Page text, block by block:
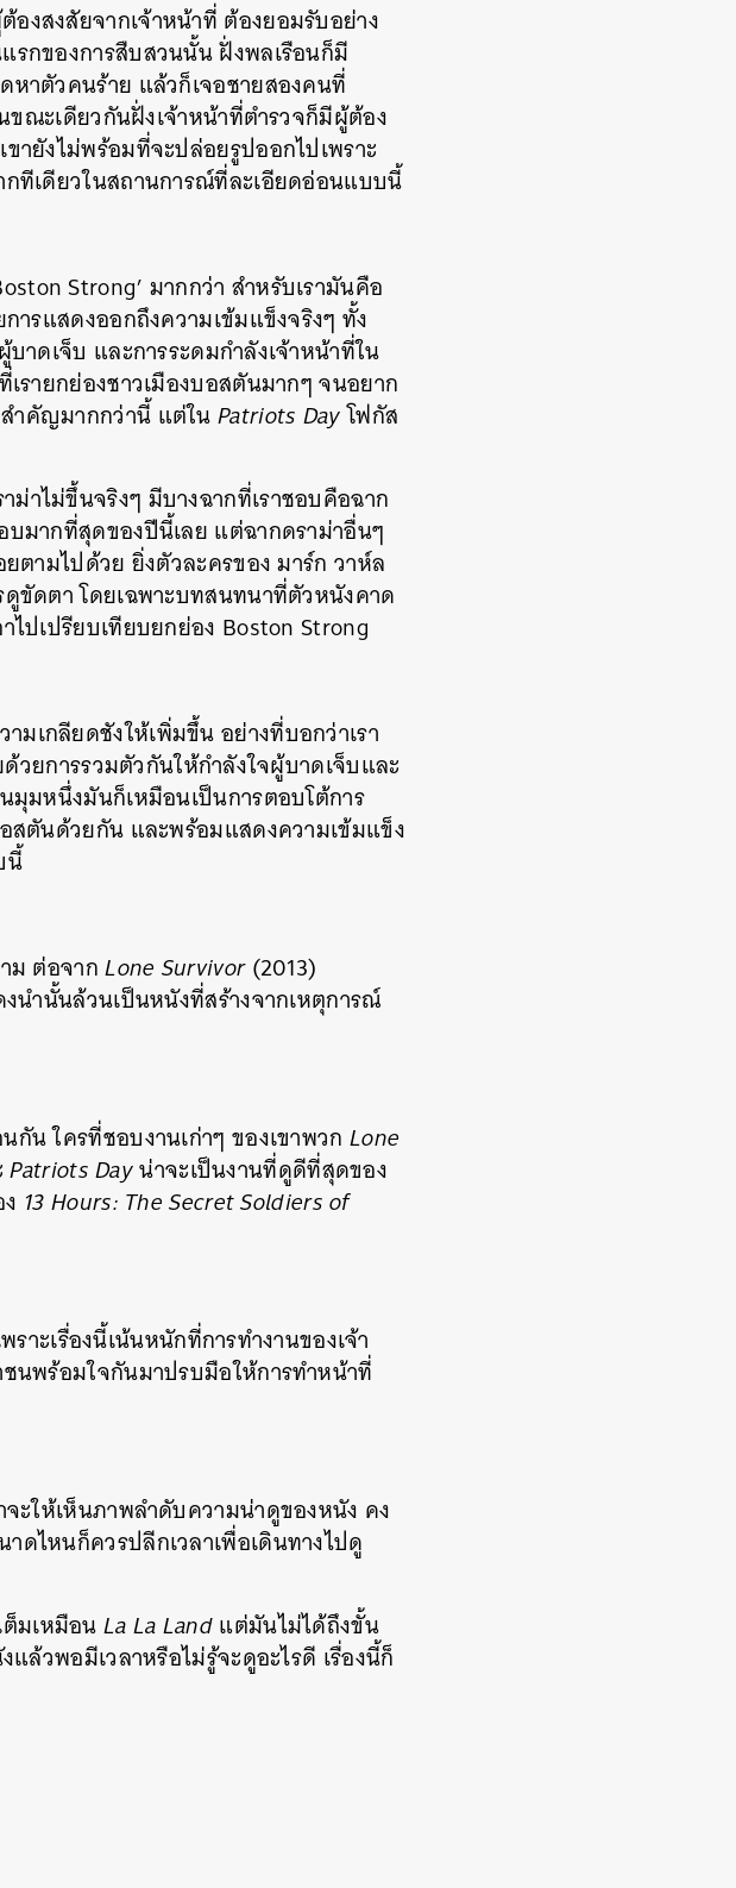
องสงสัยจากเจ้าหน้าที่ ต้องยอมรับอย่าง
รกของการสืบสวนนั้น ฝั่งพลเรือนก็มี
หาตัวคนร้าย แล้วก็เจอชายสองคนที่
ขณะเดียวกันฝั่งเจ้าหน้าที่ตำรวจก็มีผู้ต้อง
ยังไม่พร้อมที่จะปล่อยรูปออกไปเพราะ
ทีเดียวในสถานการณ์ที่ละเอียดอ่อนแบบนี้
Strong’ มากกว่า สำหรับเรามันคือ
ารแสดงออกถึงความเข้มแข็งจริงๆ ทั้ง
าดเจ็บ และการระดมกำลังเจ้าหน้าที่ใน
รายกย่องชาวเมืองบอสตันมากๆ จนอยาก
สำคัญมากกว่านี้ แต่ในPatriots Dayโฟกัส
าไม่ขึ้นจริงๆ มีบางฉากที่เราชอบคือฉาก
บมากที่สุดของปีนี้เลย แต่ฉากดราม่าอื่นๆ
ตามไปด้วย ยิ่งตัวละครของ มาร์ก วาห์ล
ขัดตา โดยเฉพาะบทสนทนาที่ตัวหนังคาด
ปเปรียบเทียบยกย่อง Boston Strong
มเกลียดชังให้เพิ่มขึ้น อย่างที่บอกว่าเรา
วยการรวมตัวกันให้กำลังใจผู้บาดเจ็บและ
มุมหนึ่งมันก็เหมือนเป็นการตอบโต้การ
สตันด้วยกัน และพร้อมแสดงความเข้มแข็ง
นี้
าม ต่อจากLone Survivor(2013)
งนำนั้นล้วนเป็นหนังที่สร้างจากเหตุการณ์
กัน ใครที่ชอบงานเก่าๆ ของเขาพวก Lone
Patriots Dayน่าจะเป็นงานที่ดูดีที่สุดของ
13 Hours: The Secret Soldiers of
ะเรื่องนี้เน้นหนักที่การทำงานของเจ้า
นพร้อมใจกันมาปรบมือให้การทำหน้าที่
ะให้เห็นภาพลำดับความน่าดูของหนัง คง
ดไหนก็ควรปลีกเวลาเพื่อเดินทางไปดู
มเหมือนLa La Landแต่มันไม่ได้ถึงขั้น
ล้วพอมีเวลาหรือไม่รู้จะดูอะไรดี เรื่องนี้ก็
EMAIL